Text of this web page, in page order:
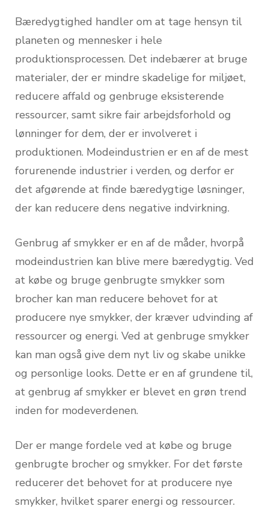
Bæredygtighed handler om at tage hensyn til
planeten og mennesker i hele
produktionsprocessen. Det indebærer at bruge
materialer, der er mindre skadelige for miljøet,
reducere affald og genbruge eksisterende
ressourcer, samt sikre fair arbejdsforhold og
lønninger for dem, der er involveret i
produktionen. Modeindustrien er en af de mest
forurenende industrier i verden, og derfor er
det afgørende at finde bæredygtige løsninger,
der kan reducere dens negative indvirkning.
Genbrug af smykker er en af de måder, hvorpå
modeindustrien kan blive mere bæredygtig. Ved
at købe og bruge genbrugte smykker som
brocher kan man reducere behovet for at
producere nye smykker, der kræver udvinding af
ressourcer og energi. Ved at genbruge smykker
kan man også give dem nyt liv og skabe unikke
og personlige looks. Dette er en af grundene til,
at genbrug af smykker er blevet en grøn trend
inden for modeverdenen.
Der er mange fordele ved at købe og bruge
genbrugte brocher og smykker. For det første
reducerer det behovet for at producere nye
smykker, hvilket sparer energi og ressourcer.